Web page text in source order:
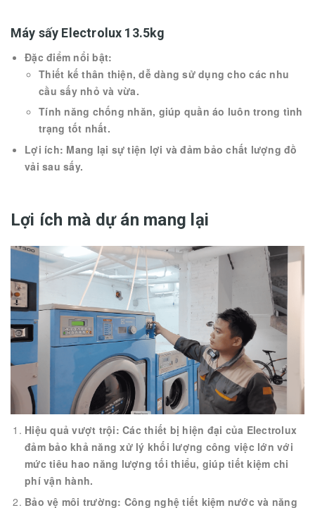
Máy sấy Electrolux 13.5kg
Đặc điểm nổi bật:
Thiết kế thân thiện, dễ dàng sử dụng cho các nhu
cầu sấy nhỏ và vừa.
Tính năng chống nhăn, giúp quần áo luôn trong tình
trạng tốt nhất.
Lợi ích: Mang lại sự tiện lợi và đảm bảo chất lượng đồ
vải sau sấy.
Lợi ích mà dự án mang lại
Hiệu quả vượt trội: Các thiết bị hiện đại của Electrolux
đảm bảo khả năng xử lý khối lượng công việc lớn với
mức tiêu hao năng lượng tối thiểu, giúp tiết kiệm chi
phí vận hành.
Bảo vệ môi trường: Công nghệ tiết kiệm nước và năng